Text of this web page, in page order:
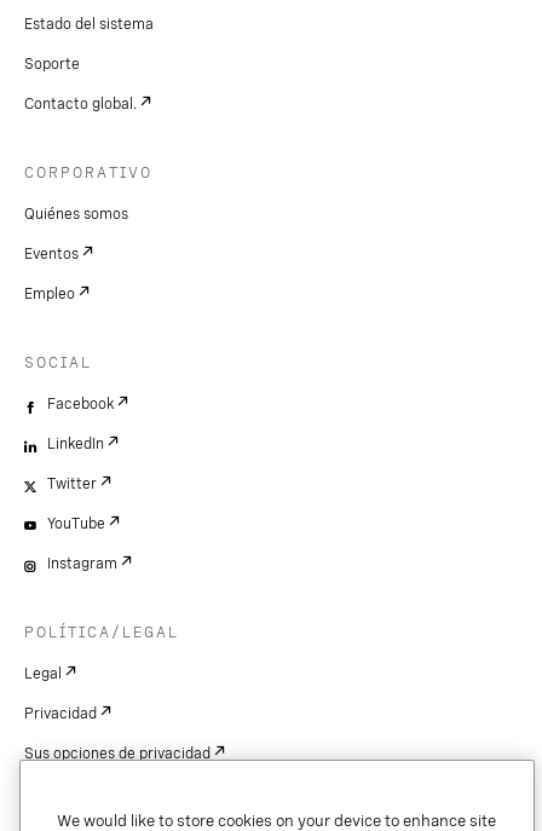
Estado del sistema
Soporte
Contacto global.
CORPORATIVO
Quiénes somos
Eventos
Empleo
SOCIAL
Facebook
LinkedIn
Twitter
YouTube
Instagram
POLÍTICA/LEGAL
Legal
Privacidad
Sus opciones de privacidad
We would like to store cookies on your device to enhance site